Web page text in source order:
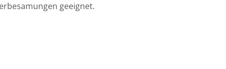
geeignet.